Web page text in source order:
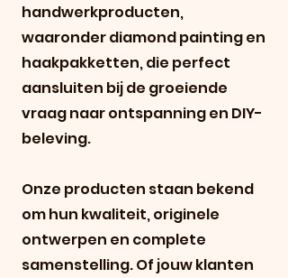
handwerkproducten,
waaronder diamond painting en
haakpakketten, die perfect
aansluiten bij de groeiende
vraag naar ontspanning en DIY-
beleving.
Onze producten staan bekend
om hun kwaliteit, originele
ontwerpen en complete
samenstelling. Of jouw klanten